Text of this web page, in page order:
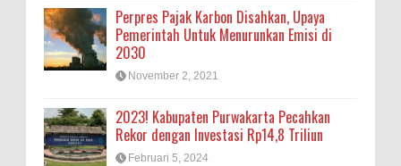
Perpres Pajak Karbon Disahkan, Upaya
Pemerintah Untuk Menurunkan Emisi di
2030
November 2, 2021
2023! Kabupaten Purwakarta Pecahkan
Rekor dengan Investasi Rp14,8 Triliun
Februari 5, 2024